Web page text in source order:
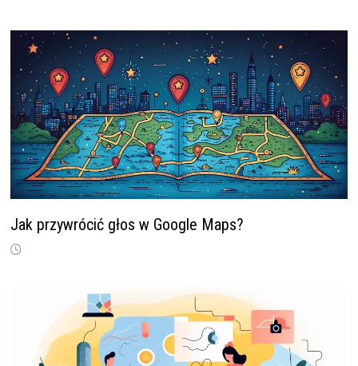
Jak przywrócić głos w Google Maps?